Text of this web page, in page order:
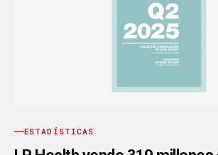
ESTADÍSTICAS